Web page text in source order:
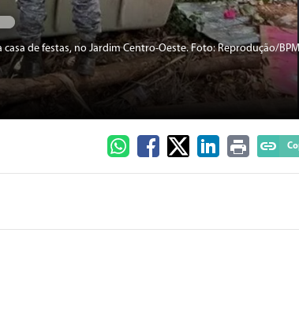
de festas, no Jardim Centro-Oeste. Foto: Reprodução/